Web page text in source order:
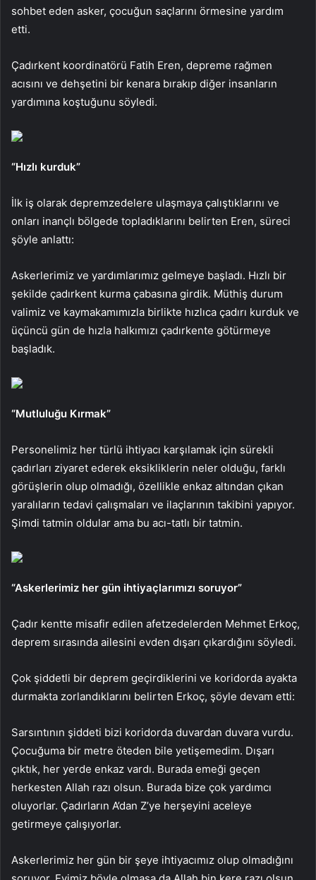
sohbet eden asker, çocuğun saçlarını örmesine yardım
etti.
Çadırkent koordinatörü Fatih Eren, depreme rağmen
acısını ve dehşetini bir kenara bırakıp diğer insanların
yardımına koştuğunu söyledi.
“Hızlı kurduk”
İlk iş olarak depremzedelere ulaşmaya çalıştıklarını ve
onları inançlı bölgede topladıklarını belirten Eren, süreci
şöyle anlattı:
Askerlerimiz ve yardımlarımız gelmeye başladı. Hızlı bir
şekilde çadırkent kurma çabasına girdik. Müthiş durum
valimiz ve kaymakamımızla birlikte hızlıca çadırı kurduk ve
üçüncü gün de hızla halkımızı çadırkente götürmeye
başladık.
“Mutluluğu Kırmak”
Personelimiz her türlü ihtiyacı karşılamak için sürekli
çadırları ziyaret ederek eksikliklerin neler olduğu, farklı
görüşlerin olup olmadığı, özellikle enkaz altından çıkan
yaralıların tedavi çalışmaları ve ilaçlarının takibini yapıyor.
Şimdi tatmin oldular ama bu acı-tatlı bir tatmin.
“Askerlerimiz her gün ihtiyaçlarımızı soruyor”
Çadır kentte misafir edilen afetzedelerden Mehmet Erkoç,
deprem sırasında ailesini evden dışarı çıkardığını söyledi.
Çok şiddetli bir deprem geçirdiklerini ve koridorda ayakta
durmakta zorlandıklarını belirten Erkoç, şöyle devam etti:
Sarsıntının şiddeti bizi koridorda duvardan duvara vurdu.
Çocuğuma bir metre öteden bile yetişemedim. Dışarı
çıktık, her yerde enkaz vardı. Burada emeği geçen
herkesten Allah razı olsun. Burada bize çok yardımcı
oluyorlar. Çadırların A’dan Z’ye herşeyini aceleye
getirmeye çalışıyorlar.
Askerlerimiz her gün bir şeye ihtiyacımız olup olmadığını